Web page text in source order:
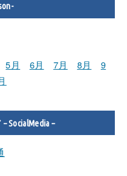
5月 6月 7月 8月
9
SocialMedia –